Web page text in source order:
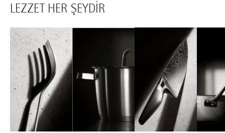
LEZZET HER ŞEYDİR